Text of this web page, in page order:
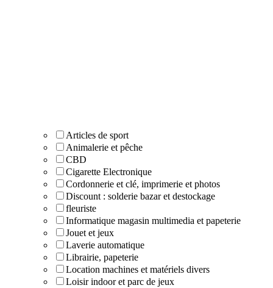
Articles de sport
Animalerie et pêche
CBD
Cigarette Electronique
Cordonnerie et clé, imprimerie et photos
Discount : solderie bazar et destockage
fleuriste
Informatique magasin multimedia et papeterie
Jouet et jeux
Laverie automatique
Librairie, papeterie
Location machines et matériels divers
Loisir indoor et parc de jeux